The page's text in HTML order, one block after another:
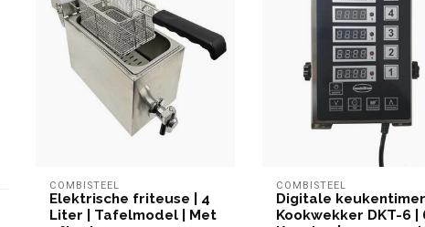
COMBISTEEL
Elektrische friteuse | 4
Liter | Tafelmodel | Met
COMBISTEEL
Digitale keukentimer |
Kookwekker DKT-6 |